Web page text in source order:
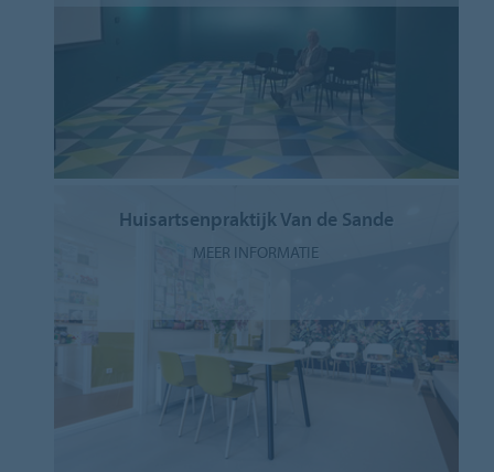
Huisartsenpraktijk Van de Sande
MEER INFORMATIE